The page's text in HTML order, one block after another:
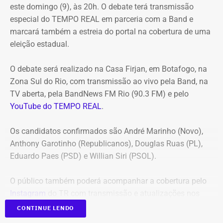
Corte ordenou também a suspensão imediata dos
pagamentos decorrentes do acordo milionário, que
ultrapassava R$ 100 milhões.
Montebello Willeman, que apontou uma série de
irregularidades no planejamento da concorrência
eletrônica SRP nº 041/2025 e concluiu que os problemas
comprometem a competitividade do certame e, além
a Secretaria Municipal de Obras e Agricultura e a empresa
vencedora.
ausência de estudo comparativo entre a locação e a
compra dos equipamentos
de preços e dos quantitativos, além da concentração de
todo o objeto em um único lote, sem justificativa técnica
este domingo (9), às 20h. O debate terá transmissão
especial do TEMPO REAL em parceria com a Band e
marcará também a estreia do portal na cobertura de uma
eleição estadual.
O debate será realizado na Casa Firjan, em Botafogo, na
Zona Sul do Rio, com transmissão ao vivo pela Band, na
TV aberta, pela BandNews FM Rio (90.3 FM) e pelo
YouTube do TEMPO REAL.
Os candidatos confirmados são André Marinho (Novo),
Anthony Garotinho (Republicanos), Douglas Ruas (PL),
Eduardo Paes (PSD) e Willian Siri (PSOL).
O público também poderá acompanhar a cobertura pelo
Instagram
Stories.
CONTINUE LENDO